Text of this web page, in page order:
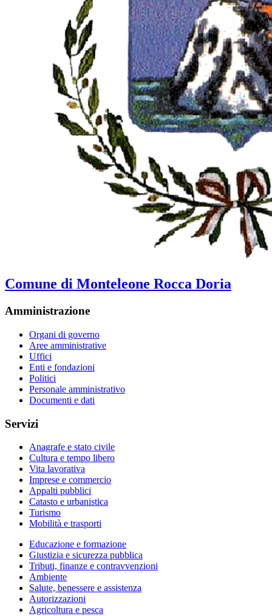
Comune di Monteleone Rocca Doria
Amministrazione
Organi di governo
Aree amministrative
Uffici
Enti e fondazioni
Politici
Personale amministrativo
Documenti e dati
Servizi
Anagrafe e stato civile
Cultura e tempo libero
Vita lavorativa
Imprese e commercio
Appalti pubblici
Catasto e urbanistica
Turismo
Mobilità e trasporti
Educazione e formazione
Giustizia e sicurezza pubblica
Tributi, finanze e contravvenzioni
Ambiente
Salute, benessere e assistenza
Autorizzazioni
Agricoltura e pesca